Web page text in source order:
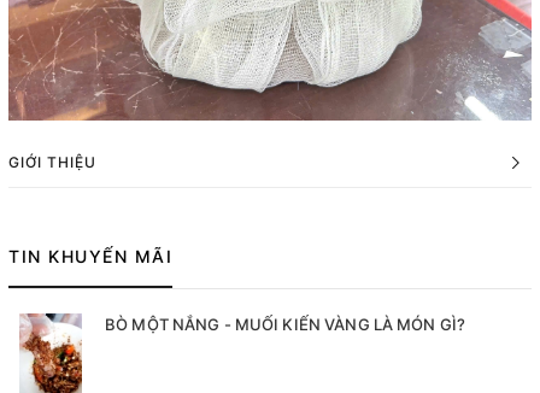
GIỚI THIỆU
TIN KHUYẾN MÃI
BÒ MỘT NẮNG - MUỐI KIẾN VÀNG LÀ MÓN GÌ?